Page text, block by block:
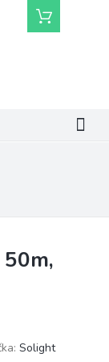
Nákupní
košík
Solight